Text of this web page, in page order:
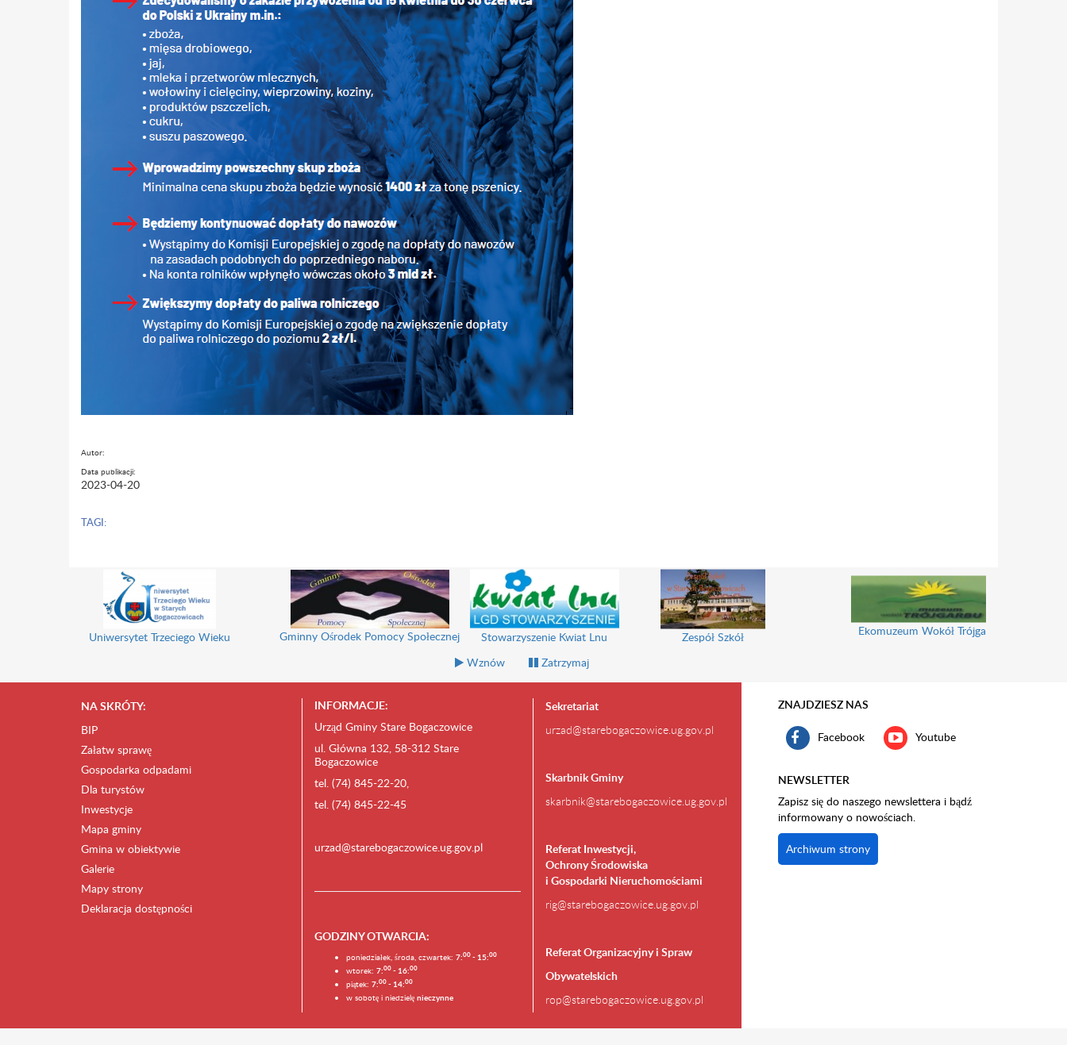
Autor:
Data publikacji:
2023-04-20
TAGI:
Ekomuzeum Wokół Trójgarbu Cesarskie Podwórko Pałac Struga Wędkarski Klub Sportowy
Gminne Centrum
Wznów
Zatrzymaj
NA SKRÓTY:
BIP
Załatw sprawę
Gospodarka odpadami
Dla turystów
Inwestycje
Mapa gminy
Gmina w obiektywie
Galerie
Mapy strony
Deklaracja dostępności
INFORMACJE:
Urząd Gminy Stare Bogaczowice
ul. Główna 132, 58-312 Stare
Bogaczowice
tel. (74) 845-22-20,
tel. (74) 845-22-45
urzad@starebogaczowice.ug.gov.pl
GODZINY OTWARCIA:
poniedziałek, środa, czwartek: 7:00- 15:00
wtorek: 7:00- 16:00
piątek: 7:00- 14:00
w sobotę i niedzielę nieczynne
Sekretariat
urzad@starebogaczowice.ug.gov.pl
Skarbnik Gminy
skarbnik@starebogaczowice.ug.gov.pl
Referat Inwestycji,
Ochrony Środowiska
i Gospodarki Nieruchomościami
rig@starebogaczowice.ug.gov.pl
Referat Organizacyjny i Spraw
Obywatelskich
rop@starebogaczowice.ug.gov.pl
ZNAJDZIESZ NAS
Facebook Youtube
NEWSLETTER
Zapisz się do naszego newslettera i bądź
informowany o nowościach.
Archiwum strony